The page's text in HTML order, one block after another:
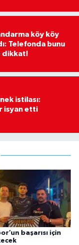
köy köy
Telefonda bunu
dikkat!
istilası:
isyan etti
başarısı için